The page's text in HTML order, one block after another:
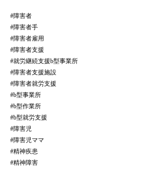
#障害者
#障害者手
#障害者雇用
#障害者支援
#就労継続支援b型事業所
#障害者支援施設
#障害者就労支援
#b型事業所
#b型作業所
#b型就労支援
#障害児
#障害児ママ
#精神疾患
#精神障害